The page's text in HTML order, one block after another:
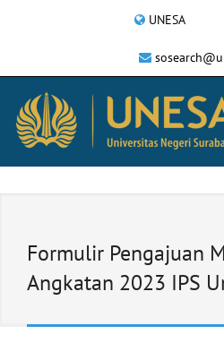
UNESA
Formulir Pengajuan
Angkatan 2023 IPS